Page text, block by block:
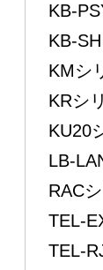
KB-
KB-
KMシ
KRシ
KU20
LB-
RAC
TEL-
TEL-